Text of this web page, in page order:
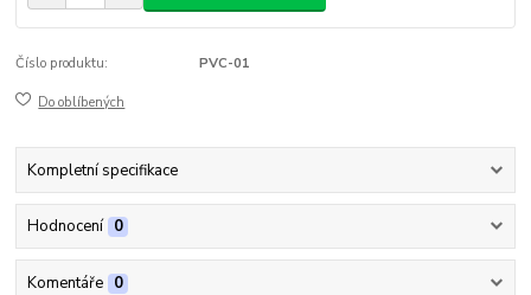
Číslo produktu: PVC-01
Do oblíbených
Kompletní specifikace
Hodnocení 0
Komentáře 0